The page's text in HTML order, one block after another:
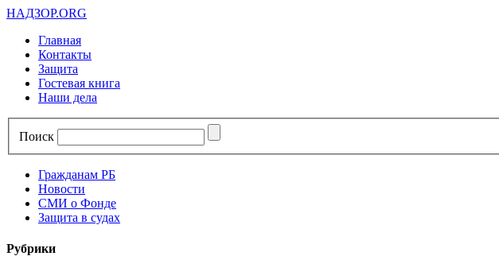
НАДЗОР.ORG
Главная
Контакты
Защита
Гостевая книга
Наши дела
Поиск
Гражданам РБ
Новости
СМИ о Фонде
Защита в судах
Рубрики